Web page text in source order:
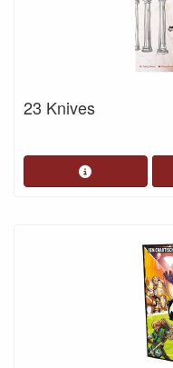
23 Knives